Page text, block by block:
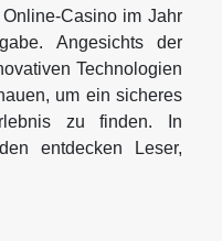
Casino im Jahr
Angesichts der
Technologien
um ein sicheres
zu finden. In
entdecken Leser,